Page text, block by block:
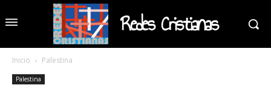
Redes Cristianas
Inicio Palestina
Palestina